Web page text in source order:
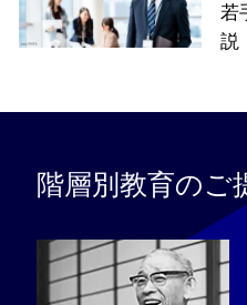
若
説
階層別教育のご